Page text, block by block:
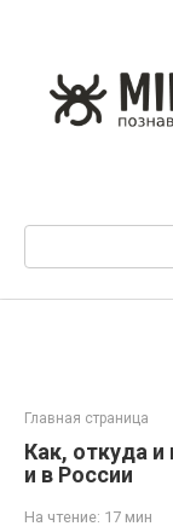
Главная страница
Как, откуда
и в России
На чтение: 17 мин